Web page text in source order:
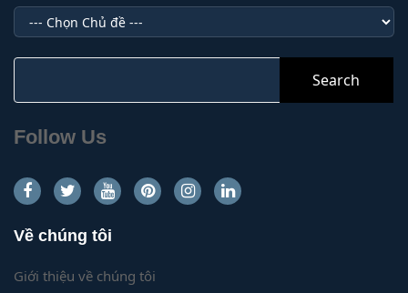
Danh
Mục
Follow Us
Về chúng tôi
Giới thiệu về chúng tôi